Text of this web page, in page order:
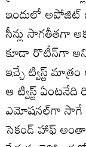
ఇందులో అపోజిట్‌
సీన్లు సాగతీతగా
కూడా రొటీన్‌గా
ఇచ్చే ట్విస్ట్‌
ఆ ట్విస్ట్‌ ఏంటనేది
ఎమోషనల్‌గా సాగే ఈ
సెకండ్‌ హాఫ్‌ అంతా